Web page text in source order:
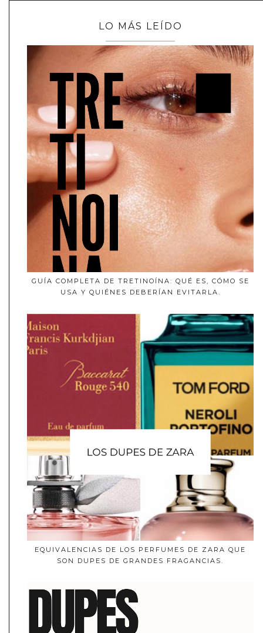
LO MÁS LEÍDO
GUÍA COMPLETA DE TRETINOÍNA: QUÉ ES, CÓMO SE
USA Y QUIÉNES DEBERÍAN EVITARLA.
EQUIVALENCIAS DE LOS PERFUMES DE ZARA QUE
SON DUPES DE GRANDES FRAGANCIAS.